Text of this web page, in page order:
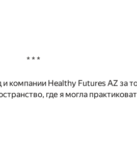
* * *
компании Healthy Futures AZ за
где я могла